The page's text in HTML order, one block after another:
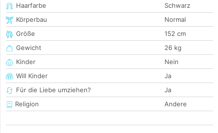
Haarfarbe
Schwarz
Körperbau
Normal
Größe
152 cm
Gewicht
26 kg
Kinder
Nein
Will Kinder
Ja
Für die Liebe umziehen?
Ja
Religion
Andere